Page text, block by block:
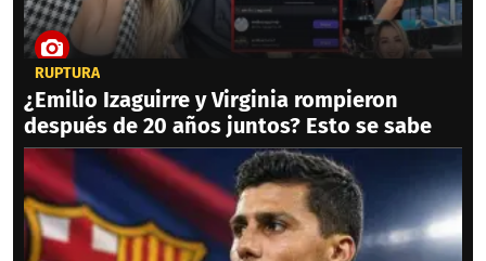
RUPTURA
¿Emilio Izaguirre y Virginia rompieron
después de 20 años juntos? Esto se sabe